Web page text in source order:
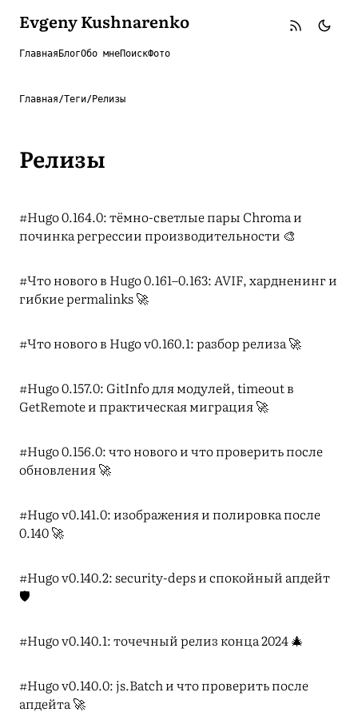
Evgeny Kushnarenko
Главная БлогОбо мне ПоискФото
Главная/ Теги/ Релизы
Релизы
#Hugo 0.164.0: тёмно-светлые пары Chroma и
починка регрессии производительности 🎨
#Что нового в Hugo 0.161–0.163: AVIF, хардненинг и
гибкие permalinks 🚀
#Что нового в Hugo v0.160.1: разбор релиза 🚀
#Hugo 0.157.0: GitInfo для модулей, timeout в
GetRemote и практическая миграция 🚀
#Hugo 0.156.0: что нового и что проверить после
обновления 🚀
#Hugo v0.141.0: изображения и полировка после
0.140 🚀
#Hugo v0.140.2: security-deps и спокойный апдейт
🛡️
#Hugo v0.140.1: точечный релиз конца 2024 🎄
#Hugo v0.140.0: js.Batch и что проверить после
апдейта 🚀